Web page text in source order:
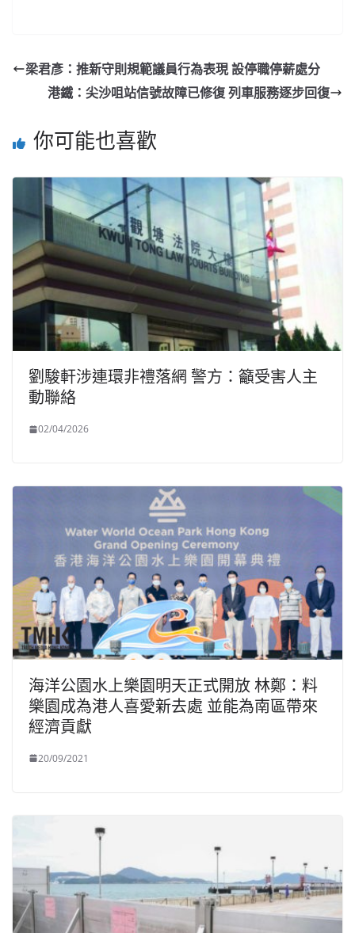
梁君彥：推新守則規範議員行為表現 設停職停薪處分
港鐵：尖沙咀站信號故障已修復 列車服務逐步回復
你可能也喜歡
劉駿軒涉連環非禮落網 警方：籲受害人主
動聯絡
02/04/2026
海洋公園水上樂園明天正式開放 林鄭：料
樂園成為港人喜愛新去處 並能為南區帶來
經濟貢獻
20/09/2021